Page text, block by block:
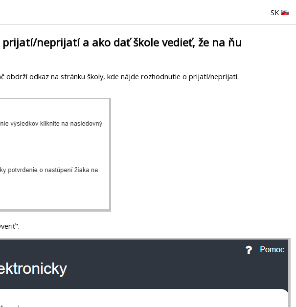
SK
neprijatí a ako dať škole vedieť, že na ňu
obdrží odkaz na stránku školy, kde nájde rozhodnutie o prijatí/neprijatí.